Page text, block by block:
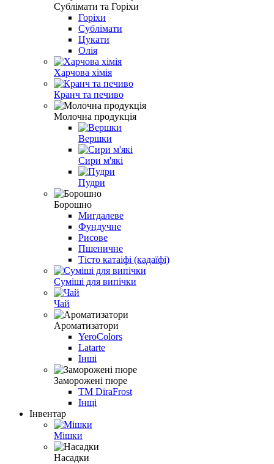
Сублімати та Горіхи
Горіхи
Сублімати
Цукати
Олія
Харчова хімія
Кранч та печиво
Молочна продукція
Вершки
Сири м'які
Пудри
Борошно
Мигдалеве
Фундучне
Рисове
Пшеничне
Тісто катаіфі (кадаїфі)
Суміші для випічки
Чай
Ароматизатори
YeroColors
Latarte
Інші
Заморожені пюре
ТМ DiraFrost
Інщі
Інвентар
Мішки
Насадки